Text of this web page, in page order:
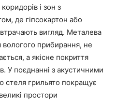
і зон з
де гіпсокартон або
вигляд. Металева
вологого прибирання, не
а якісне покриття
У поєднанні з акустичними
стеля грильято покращує
простори